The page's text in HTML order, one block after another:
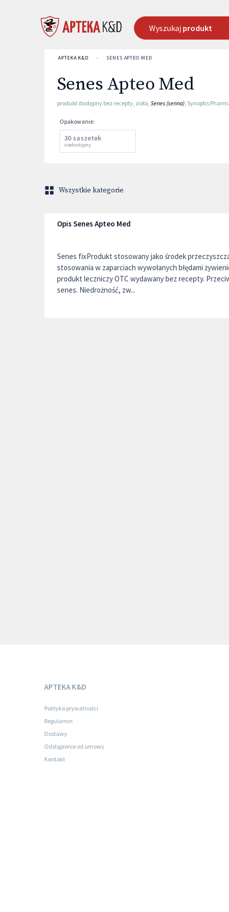
Wyszukaj produkt
APTEKA K&D › SENES APTEO MED
Senes Apteo Med
produkt dostępny bez recepty, zioła, Senes (senna), Synoptis
Opakowanie:
30 saszetek
niedostępny
Wszystkie kategorie
Opis Senes Apteo Med
Senes fixProdukt stosowany jako środek
stosowania w zaparciach wywołanych błędami
produkt leczniczy OTC wydawany bez recepty.
senes. Niedrożność, zw...
APTEKA K&D
Polityka prywatności
Regulamin
Dostawy
Odstąpienie od umowy
Kontakt